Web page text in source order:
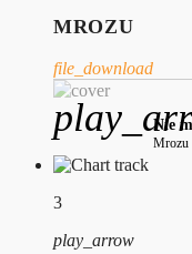
MROZU
file_download
Nie
Mrozu
3
play_arrow